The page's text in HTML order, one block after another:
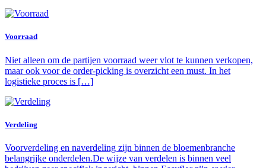
Voorraad
Niet alleen om de partijen voorraad weer vlot te kunnen verkopen,
maar ook voor de order-picking is overzicht een must. In het
logistieke proces is […]
Verdeling
Voorverdeling en naverdeling zijn binnen de bloemenbranche
belangrijke onderdelen.De wijze van verdelen is binnen veel